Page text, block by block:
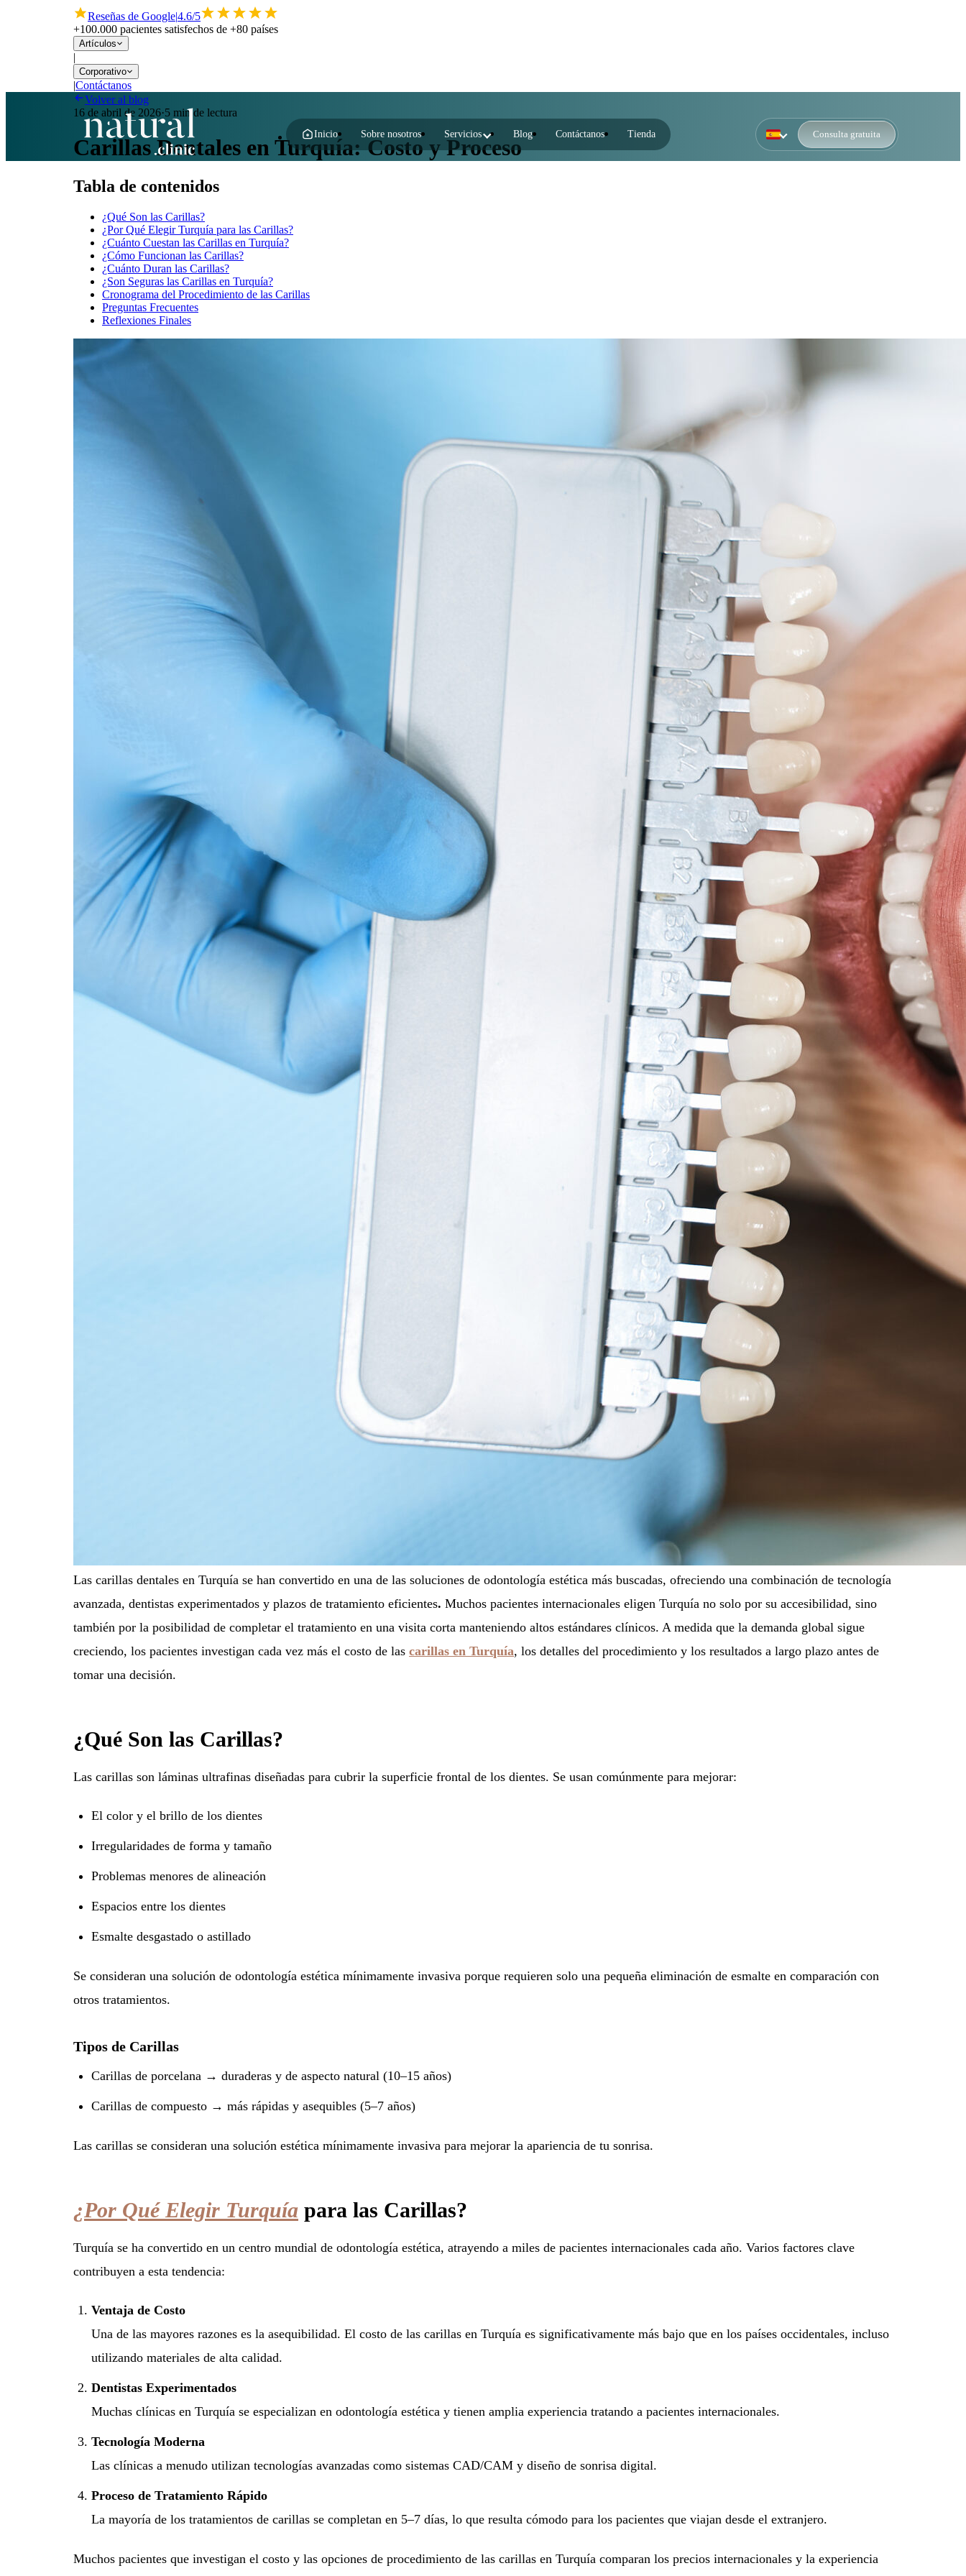
Reseñas de Google|4.6/5
+100.000 pacientes satisfechos de +80 países
Artículos
|
Corporativo
|Contáctanos
Inicio Sobre nosotros Servicios Blog Contáctanos Tienda Consulta gratuita
Volver al blog
16 de abril de 2026·5 min de lectura
Carillas Dentales en Turquía: Costo y Proceso
Tabla de contenidos
¿Qué Son las Carillas?
¿Por Qué Elegir Turquía para las Carillas?
¿Cuánto Cuestan las Carillas en Turquía?
¿Cómo Funcionan las Carillas?
¿Cuánto Duran las Carillas?
¿Son Seguras las Carillas en Turquía?
Cronograma del Procedimiento de las Carillas
Preguntas Frecuentes
Reflexiones Finales
Las carillas dentales en Turquía se han convertido en una de las soluciones de odontología estética más buscadas, ofreciendo una combinación de tecnología
avanzada, dentistas experimentados y plazos de tratamiento eficientes. Muchos pacientes internacionales eligen Turquía no solo por su accesibilidad, sino
también por la posibilidad de completar el tratamiento en una visita corta manteniendo altos estándares clínicos. A medida que la demanda global sigue
creciendo, los pacientes investigan cada vez más el costo de las carillas en Turquía, los detalles del procedimiento y los resultados a largo plazo antes de
tomar una decisión.
¿Qué Son las Carillas?
Las carillas son láminas ultrafinas diseñadas para cubrir la superficie frontal de los dientes. Se usan comúnmente para mejorar:
El color y el brillo de los dientes
Irregularidades de forma y tamaño
Problemas menores de alineación
Espacios entre los dientes
Esmalte desgastado o astillado
Se consideran una solución de odontología estética mínimamente invasiva porque requieren solo una pequeña eliminación de esmalte en comparación con
otros tratamientos.
Tipos de Carillas
Carillas de porcelana → duraderas y de aspecto natural (10–15 años)
Carillas de compuesto → más rápidas y asequibles (5–7 años)
Las carillas se consideran una solución estética mínimamente invasiva para mejorar la apariencia de tu sonrisa.
¿Por Qué Elegir Turquía para las Carillas?
Turquía se ha convertido en un centro mundial de odontología estética, atrayendo a miles de pacientes internacionales cada año. Varios factores clave
contribuyen a esta tendencia:
Ventaja de Costo
Una de las mayores razones es la asequibilidad. El costo de las carillas en Turquía es significativamente más bajo que en los países occidentales, incluso
utilizando materiales de alta calidad.
Dentistas Experimentados
Muchas clínicas en Turquía se especializan en odontología estética y tienen amplia experiencia tratando a pacientes internacionales.
Tecnología Moderna
Las clínicas a menudo utilizan tecnologías avanzadas como sistemas CAD/CAM y diseño de sonrisa digital.
Proceso de Tratamiento Rápido
La mayoría de los tratamientos de carillas se completan en 5–7 días, lo que resulta cómodo para los pacientes que viajan desde el extranjero.
Muchos pacientes que investigan el costo y las opciones de procedimiento de las carillas en Turquía comparan los precios internacionales y la experiencia